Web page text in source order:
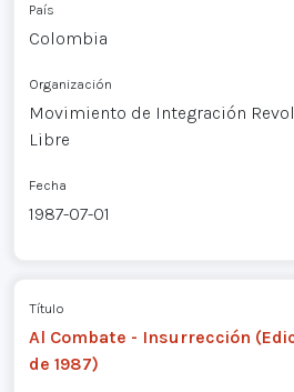
País
Colombia
Organización
Movimiento de Integración
Libre
Fecha
1987-07-01
Título
Al Combate - Insurrección
de 1987)